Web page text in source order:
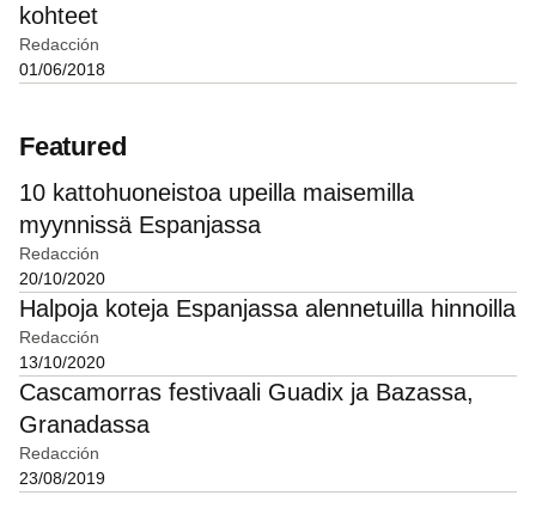
kohteet
Redacción
01/06/2018
Featured
10 kattohuoneistoa upeilla maisemilla
myynnissä Espanjassa
Redacción
20/10/2020
Halpoja koteja Espanjassa alennetuilla hinnoilla
Redacción
13/10/2020
Cascamorras festivaali Guadix ja Bazassa,
Granadassa
Redacción
23/08/2019